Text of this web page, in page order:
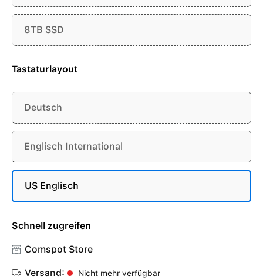
8TB SSD
Tastaturlayout
Deutsch
Englisch International
US Englisch
Schnell zugreifen
Comspot Store
Versand: Nicht mehr verfügbar